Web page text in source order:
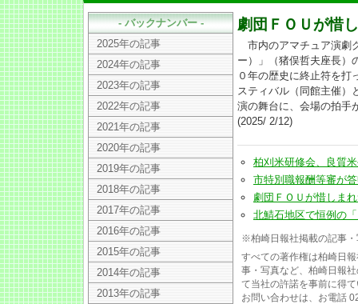
劇団ＦＯＵが惜
市内のアマチュア演劇
ー）」（猪俣哲夫座長）
０年の歴史に終止符を打
スティバル（同館主催）
演の舞台に、会場の拍手
(2025/ 2/12)
柏刈米研修会、良質
市特別職報酬等審が
劇団ＦＯＵが惜しま
北鯖石地区で恒例の
※柏崎日報社掲載の記事
すべての著作権は柏崎日
事・写真など、柏崎日報
て当社の許諾を事前に得
お問い合わせは、お電話
- バックナンバー -
2025年の記事
2024年の記事
2023年の記事
2022年の記事
2021年の記事
2020年の記事
2019年の記事
2018年の記事
2017年の記事
2016年の記事
2015年の記事
2014年の記事
2013年の記事